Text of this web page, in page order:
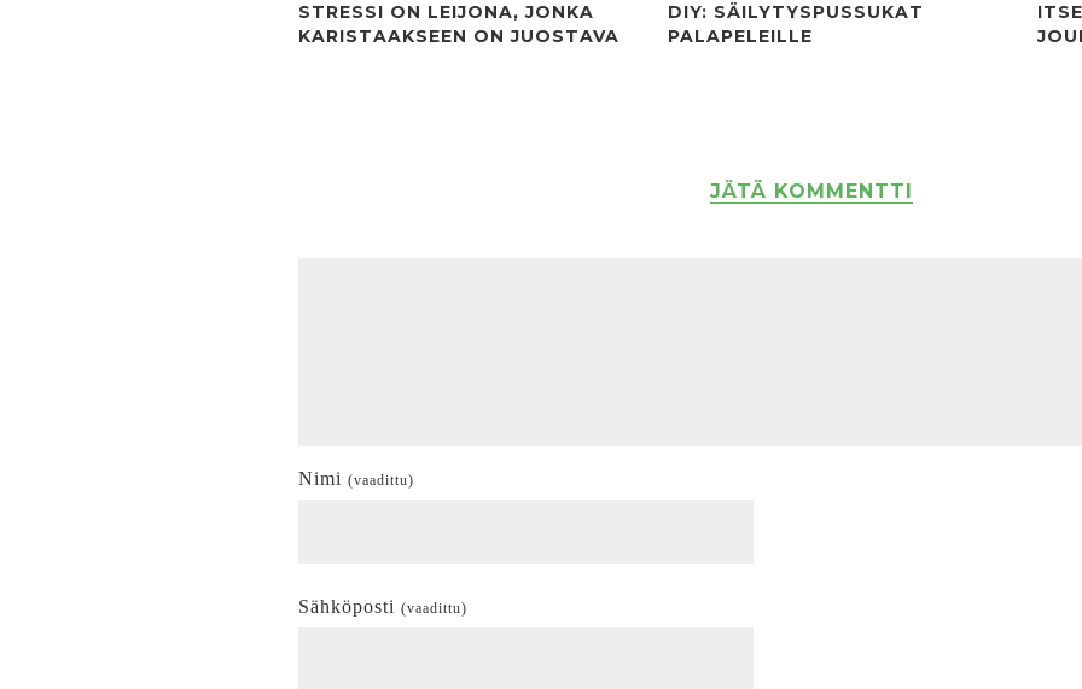
STRESSI ON LEIJONA, JONKA
KARISTAAKSEEN ON JUOSTAVA
DIY: SÄILYTYSPUSSUKAT
PALAPELEILLE
JÄTÄ KOMMENTTI
Nimi (vaadittu)
Sähköposti (vaadittu)